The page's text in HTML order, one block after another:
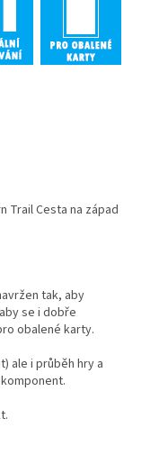
Trail Cesta na západ
tak, aby
se i dobře
obalené karty.
ale i průběh hry a